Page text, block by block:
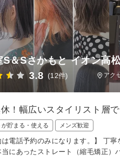
S＆Sさかもと イオン高
3.8 (12件) アク
！幅広いスタイリスト層
貯まる・使える メンズ歓迎
は電話予約のみになります。】 丁
当にあったストレート（縮毛矯正